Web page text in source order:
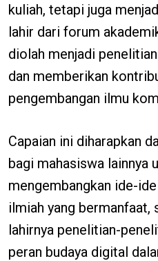
kuliah, tetapi juga
lahir dari forum
diolah menjadi
dan memberikan
pengembangan ilmu
Capaian ini diharapkan
bagi mahasiswa lainnya
mengembangkan ide-
ilmiah yang bermanfaat,
lahirnya penelitian-
peran budaya digital